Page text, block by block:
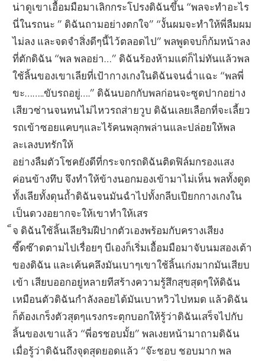
น่าดูเขาเอื้อมมือมาเลิกกระโปรงดิฉันขึ้น “พลจะทำอะไร
นี่ในรถนะ ” ดิฉันถามอย่างตกใจ” “งั้นผมจะทำให้พี่ลืมผม
ไม่ลง และจดจำสิ่งดีๆนี้ไว้ตลอดไป” พลพูดจบก็ก้มหน้าลง
ที่ตักดิฉัน “พล พลอย่า…” ดิฉันร้องห้ามแต่ก็ไม่ทันแล้วพล
ใช้ลิ้นของเขาเลียที่เป้ากางเกงในดิฉันจนฉ่ำแฉะ “พลพี่
ขะ……..ขับรถอยู่….” ดิฉันบอกกับพลก่อนจะซูดปากอย่าง
เสียวซ่านจนทนไม่ไหวรถส่ายวูบ ดิฉันเลยเลือกที่จะเลี้ยว
รถเข้าซอยแคบๆและไร้คนพลุกพล่านและปล่อยให้พล
ละเลงบทรักให้
อย่างลืมตัวโชคยังดีที่กระจกรถดิฉันติดฟิล์มกรองแสง
ค่อนข้างทึบ จึงทำให้ข้างนอกมองเข้ามาไม่เห็น พลทั้งดูด
ทั้งเลียทั้งดุนถ้ำดิฉันจนมันฉำไปทั้งกลีบเปียกกางเกงใน
เป็นดวงอยากจะให้เขาทำให้เสร
็จ ดิฉันใช้ลิ้นเลียริมฝีปากตัวเองพร้อมกับครางเสียง
ซี๊ดซ๊าดตามไปเรื่อยๆ บีเองก็เริ่มเอื้อมมือมาจับนมสองเต้า
ของดิฉัน และเค้นคลึงมันเบาๆเขาใช้ลิ้นเก่งมากมันเสียบ
เข้า เสียบออกอยู่หลายทีสร้างความรู้สึกสุขสุดๆให้ดิฉัน
เหมือนตัวดิฉันกำลังลอยได้มันเบาหวิวไปหมด แล้วดิฉัน
ก็ต้องเกร็งตัวสุดๆแรงกระตุกบอกให้รู้ว่าดิฉันเสร็จไปกับ
ลิ้นของเขาแล้ว “พี่อรชอบมั้ย” พลเงยหน้ามาถามดิฉัน
เมื่อรู้ว่าดิฉันถึงจุดสุดยอดแล้ว “จ๊ะชอบ ชอบมาก พล